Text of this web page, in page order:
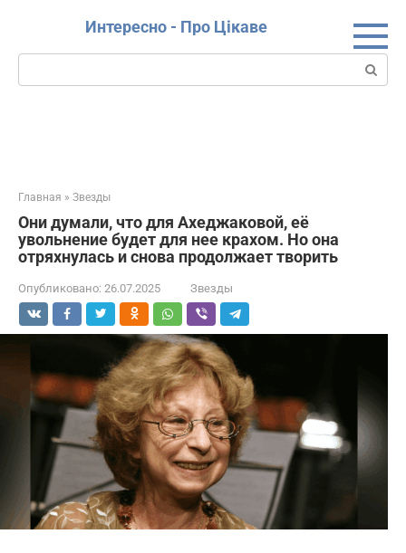
Интересно - Про Цікаве
Поиск:
Главная » Звезды
Они думали, что для Ахеджаковой, её
увольнение будет для нее крахом. Но она
отряхнулась и снова продолжает творить
Опубликовано: 26.07.2025 Звезды